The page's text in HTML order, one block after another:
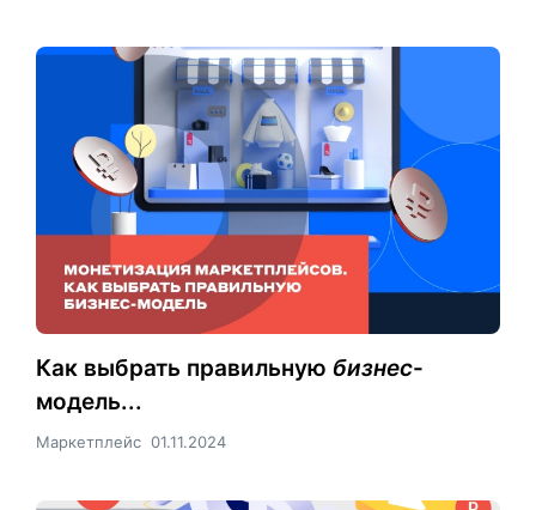
Как выбрать правильную бизнес-
модель...
Маркетплейс 01.11.2024